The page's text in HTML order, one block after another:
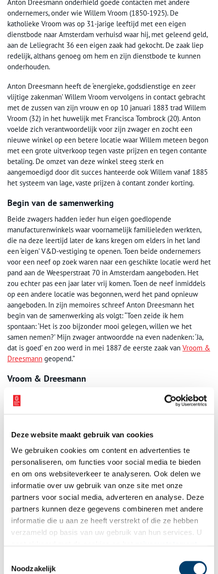
Deze website maakt gebruik van cookies
We gebruiken cookies om content en advertenties te
personaliseren, om functies voor social media te bieden
en om ons websiteverkeer te analyseren. Ook delen we
informatie over uw gebruik van onze site met onze
partners voor social media, adverteren en analyse. Deze
partners kunnen deze gegevens combineren met andere
informatie die u aan ze heeft verstrekt of die ze hebben
verzameld op basis van uw gebruik van hun services. U
Noodzakelijk
Anton Dreesmann onderhield goede contacten met andere
ondernemers, onder wie Willem Vroom (1850-1925). De
katholieke Vroom was op 31-jarige leeftijd met een eigen
dienstbode naar Amsterdam verhuisd waar hij, met geleend geld,
aan de Leliegracht 36 een eigen zaak had gekocht. De zaak liep
redelijk, althans genoeg om hem en zijn dienstbode te kunnen
onderhouden.
Anton Dreesmann heeft de ‘energieke, godsdienstige en zeer
vlijtige zakenman’ Willem Vroom vervolgens in contact gebracht
met de zussen van zijn vrouw en op 10 januari 1883 trad Willem
Vroom (32) in het huwelijk met Francisca Tombrock (20). Anton
voelde zich verantwoordelijk voor zijn zwager en zocht een
nieuwe winkel op een betere locatie waar Willem meteen begon
met een grote uitverkoop tegen vaste prijzen en tegen contante
betaling. De omzet van deze winkel steeg sterk en
aangemoedigd door dit succes hanteerde ook Willem vanaf 1885
het systeem van lage, vaste prijzen à contant zonder korting.
Begin van de samenwerking
Beide zwagers hadden ieder hun eigen goedlopende
manufacturenwinkels waar voornamelijk familieleden werkten,
die na deze leertijd later de kans kregen om elders in het land
een ‘eigen’ V&D-vestiging te openen. Toen beide ondernemers
voor een neef op zoek waren naar een geschikte locatie werd het
pand aan de Weesperstraat 70 in Amsterdam aangeboden. Het
zou echter pas een jaar later vrij komen. Toen de neef inmiddels
op een andere locatie was begonnen, werd het pand opnieuw
aangeboden. In zijn memoires schreef Anton Dreesmann het
begin van de samenwerking als volgt: “Toen zeide ik hem
spontaan: ‘Het is zoo bijzonder mooi gelegen, willen we het
samen nemen?’ Mijn zwager antwoordde na even nadenken: ‘Ja,
dat is goed’ en zoo werd in mei 1887 de eerste zaak van Vroom &
Dreesmann geopend.”
Vroom & Dreesmann
Willem Vroom was ouder dan Anton en daarom ging de zaak
Vroom & Dreesmann heten. Dit was het begin van de formele
samenwerking, waarna de Amsterdamse zaken in 1890 in één
Amsterdam werd het tijd om buiten de hoofdstad nieuwe
vestigingen te openen. Na Rotterdam (1892) volgden
successievelijk Nijmegen (1895), Arnhem (1896), Haarlem (1896)
en Utrecht (1898). Het kleine zaakje in de Amsterdamse Jordaan
waar het allemaal begon zou uitgroeien tot het grootste
warenhuisconcern van Nederland dat in 2012 het 125-jarig
bestaan vierde.Op 31 december 2015 ging Vroom & Dreesmann
failliiet. De winkels bleven in 2016 nog enige tijd open voor een
laatste uitverkoop die tevens een leegverkoop was. Op 23 april
2016 sloot het laatste warenhuis definitief.